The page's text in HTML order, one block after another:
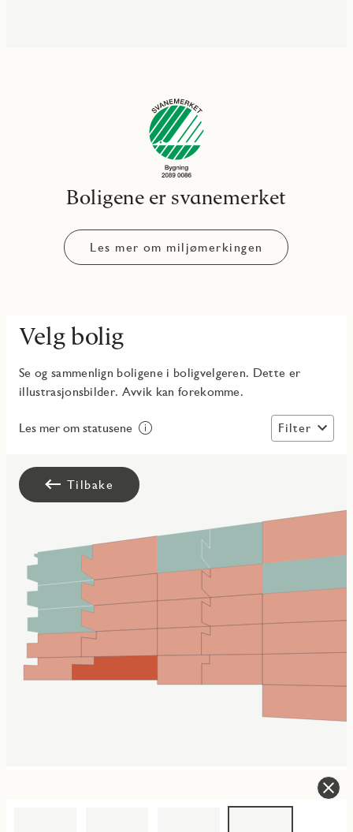
Boligene er svanemerket
Les mer om miljømerkingen
Velg bolig
Se og sammenlign boligene i boligvelgeren. Dette er
illustrasjonsbilder. Avvik kan forekomme.
Les mer om statusene Filter
Tilbake